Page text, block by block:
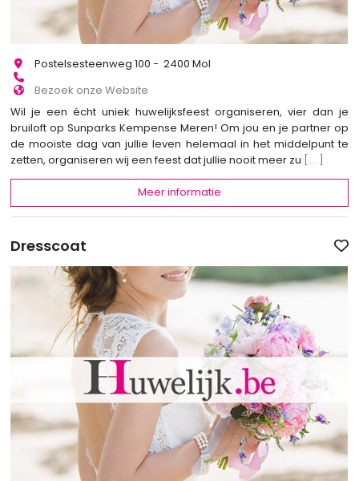
Postelsesteenweg 100 - 2400 Mol
Bezoek onze Website
Wil je een écht uniek huwelijksfeest organiseren, vier dan je
bruiloft op Sunparks Kempense Meren! Om jou en je partner op
de mooiste dag van jullie leven helemaal in het middelpunt te
zetten, organiseren wij een feest dat jullie nooit meer zu [...]
Meer informatie
Dresscoat